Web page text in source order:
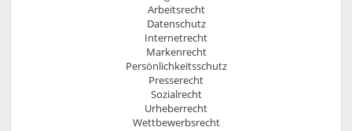
Arbeitsrecht
Datenschutz
Internetrecht
Markenrecht
Persönlichkeitsschutz
Presserecht
Sozialrecht
Urheberrecht
Wettbewerbsrecht